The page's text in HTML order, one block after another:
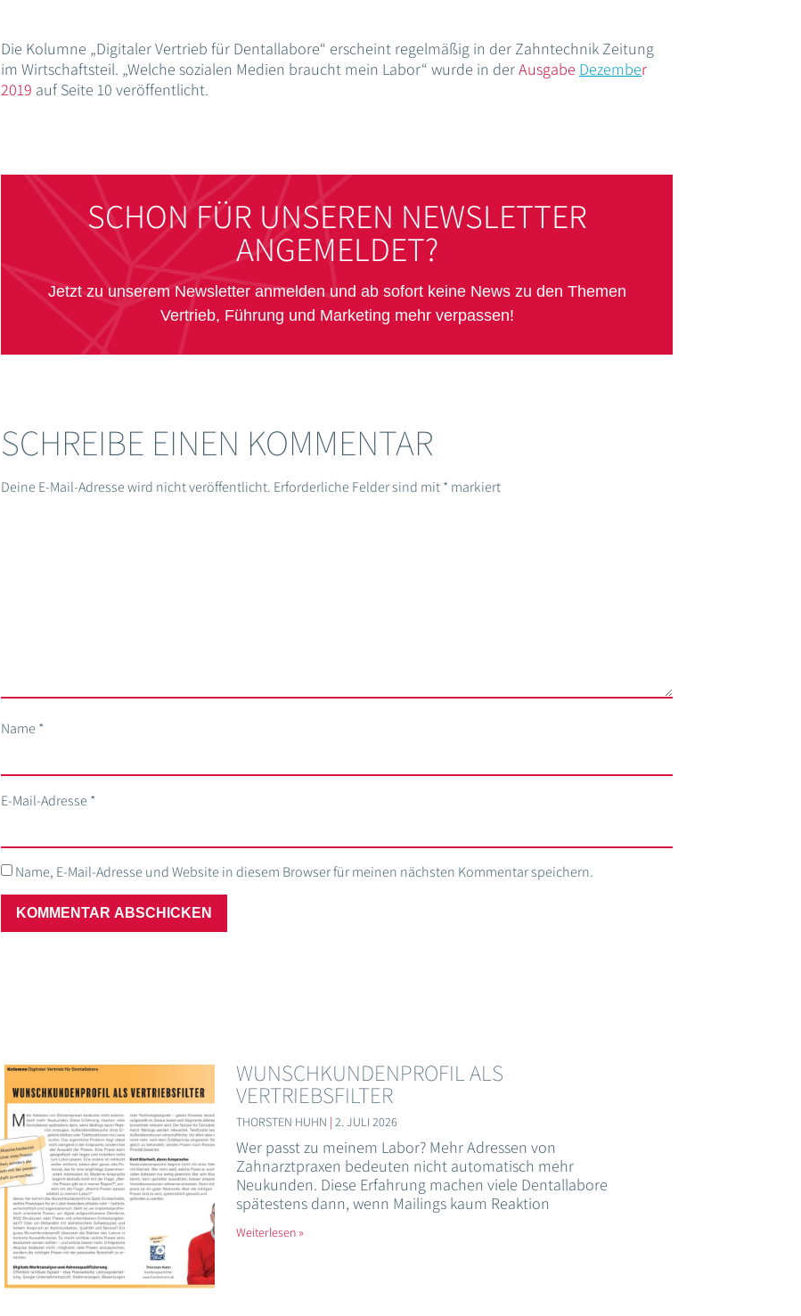
Die Kolumne „Digitaler Vertrieb für Dentallabore“ erscheint regelmäßig in der Zahntechnik Zeitung
im Wirtschaftsteil. „Welche sozialen Medien braucht mein Labor“ wurde in derAusgabe Dezember
2019 auf Seite 10 veröffentlicht.
SCHON FÜR UNSEREN NEWSLETTER
ANGEMELDET?
Jetzt zu unserem Newsletter anmelden und ab sofort keine News zu den Themen
Vertrieb, Führung und Marketing mehr verpassen!
SCHREIBE EINEN KOMMENTAR
Deine E-Mail-Adresse wird nicht veröffentlicht. Erforderliche Felder sind mit* markiert
Name*
E-Mail-Adresse*
Name, E-Mail-Adresse und Website in diesem Browser für meinen nächsten Kommentar speichern.
WUNSCHKUNDENPROFIL ALS
VERTRIEBSFILTER
THORSTEN HUHN 2. JULI 2026
Wer passt zu meinem Labor? Mehr Adressen von
Zahnarztpraxen bedeuten nicht automatisch mehr
Neukunden. Diese Erfahrung machen viele Dentallabore
spätestens dann, wenn Mailings kaum Reaktion
Weiterlesen »